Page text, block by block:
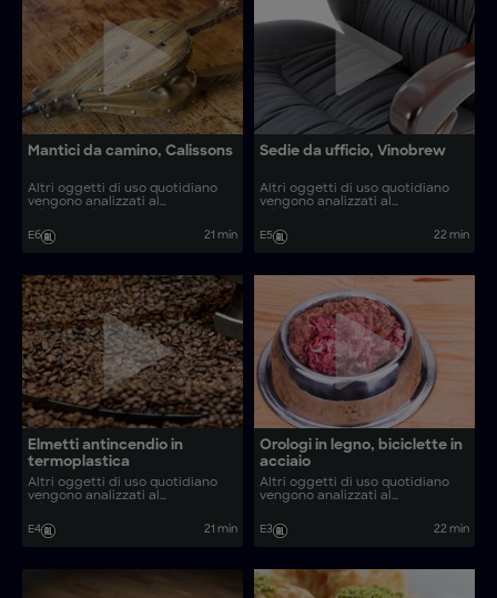
Mantici da camino, Calissons
Altri oggetti di uso quotidiano
vengono analizzati al
realizzati oggetti come calissons
e veicoli subacquei?
E6 21 min
Sedie da ufficio, Vinobrew
Altri oggetti di uso quotidiano
vengono analizzati al
realizzati oggetti come tamburi
levigatori rigenerati e litografie?
E5 22 min
Elmetti antincendio in
termoplastica
Altri oggetti di uso quotidiano
vengono analizzati al
realizzati oggetti come sculture
in vimini e tostatori di caffè?
E4 21 min
Orologi in legno, biciclette in
acciaio
Altri oggetti di uso quotidiano
vengono analizzati al
realizzati oggetti come cibo
crudo per animali e lanterne
E3 22 min